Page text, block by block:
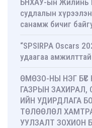
судлалын
санамж бичиг
“SPSIRPA Oscars
удаагаа
ӨМӨЗО-НЫ НЭГ
ГАЗРЫН ЗАХИРАЛ,
ИЙН УДИРДЛАГА
ТӨЛӨӨЛӨЛ
УУЛЗАЛТ ЗОХИОН